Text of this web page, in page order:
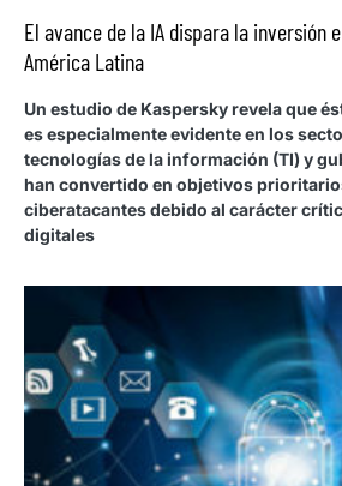
El avance de la IA dispara la inversión
América Latina
Un estudio de Kaspersky revela que
es especialmente evidente en los
tecnologías de la información (TI) y
han convertido en objetivos
ciberatacantes debido al carácter
digitales